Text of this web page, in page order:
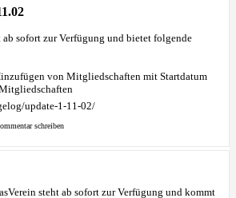
ab sofort zur Verfügung und bietet folgende
von Mitgliedschaften mit Startdatum
update-1-11-02/
schreiben
steht ab sofort zur Verfügung und kommt